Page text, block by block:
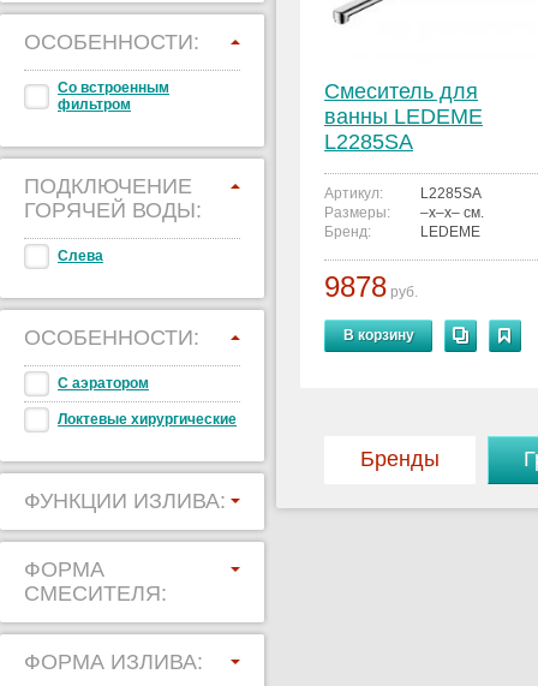
ОСОБЕННОСТИ:
Со встроенным
фильтром
ПОДКЛЮЧЕНИЕ
ГОРЯЧЕЙ ВОДЫ:
Слева
ОСОБЕННОСТИ:
С аэратором
Локтевые хирургические
ФУНКЦИИ ИЗЛИВА:
ФОРМА
СМЕСИТЕЛЯ:
ФОРМА ИЗЛИВА:
Смеситель для
ванны LEDEME
L2285SA
Артикул:
L2285SA
Размеры:
–x–x– см.
Бренд:
LEDEME
9878 руб.
В корзину
Бренды